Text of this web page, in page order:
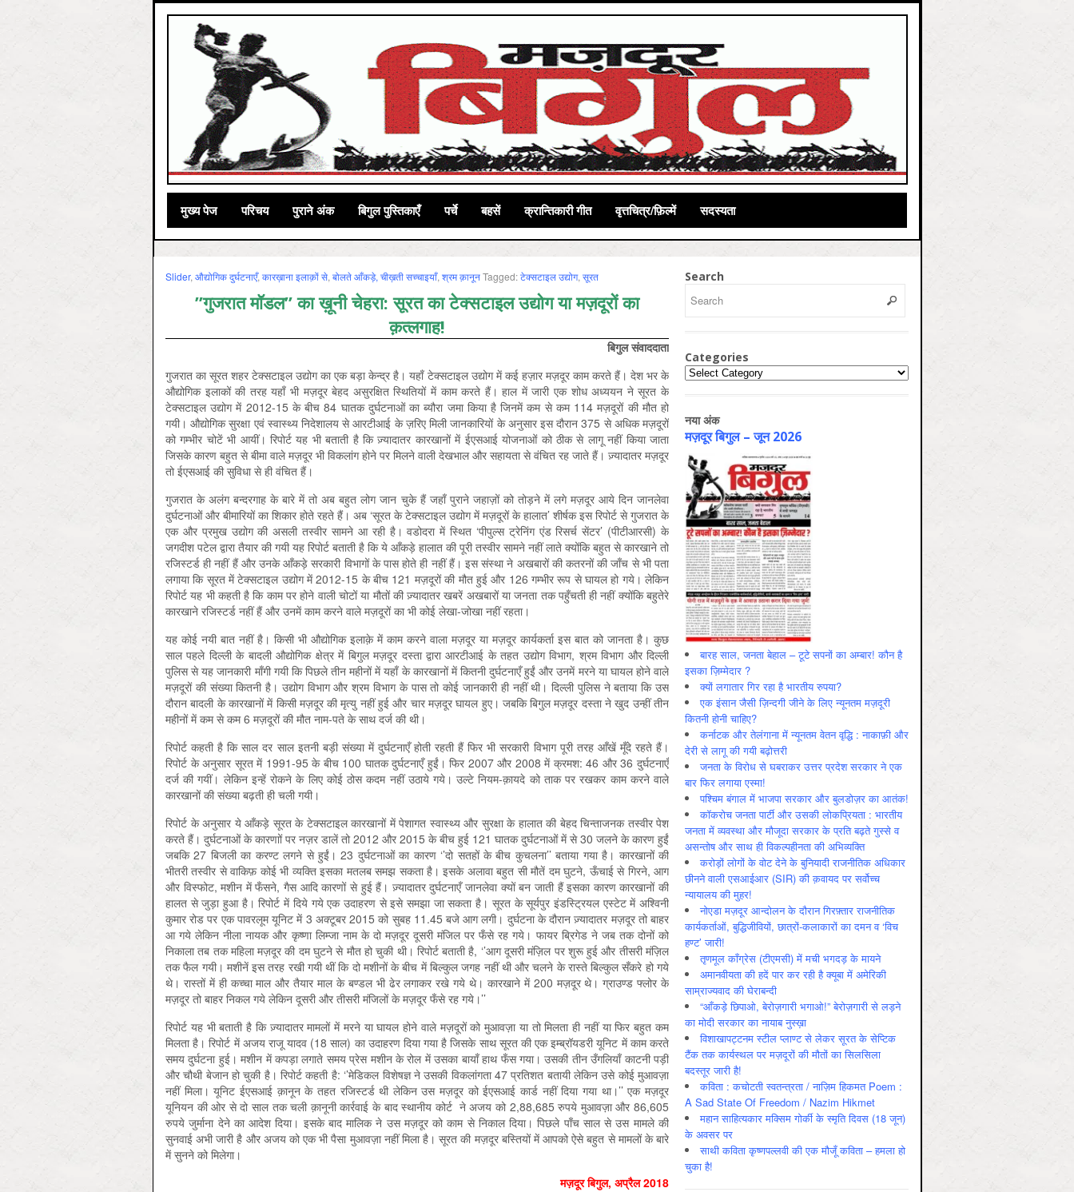
मुख्‍य पेज परिचय पुराने अंक बिगुल पुस्तिकाएँ पर्चे बहसें क्रान्तिकारी गीत वृत्तचित्र/फ़िल्में सदस्यता
Slider, औद्योगिक दुर्घटनाएँ, कारख़ाना इलाक़ों से, बोलते आँकड़े, चीख़ती सच्चाइयाँ, श्रम क़ानूनTagged:टेक्सटाइल उद्योग, सूरत
”गुजरात मॉडल” का ख़ूनी चेहरा: सूरत का टेक्सटाइल उद्योग या मज़दूरों का
क़त्लगाह!
बिगुल संवाददाता
गुजरात का सूरत शहर टेक्सटाइल उद्योग का एक बड़ा केन्द्र है। यहाँ टेक्सटाइल उद्योग में कई हज़ार मज़दूर काम करते हैं। देश भर के
औद्योगिक इलाकों की तरह यहाँ भी मज़दूर बेहद असुरक्षित स्थितियों में काम करते हैं। हाल में जारी एक शोध अध्ययन ने सूरत के
टेक्सटाइल उद्योग में 2012-15 के बीच 84 घातक दुर्घटनाओं का ब्यौरा जमा किया है जिनमें कम से कम 114 मज़दूरों की मौत हो
गयी। औद्योगिक सुरक्षा एवं स्वास्थ्य निदेशालय से आरटीआई के ज़रिए मिली जानकारियों के अनुसार इस दौरान 375 से अधिक मज़दूरों
को गम्भीर चोटें भी आयीं। रिपोर्ट यह भी बताती है कि ज़्यादातर कारखानों में ईएसआई योजनाओं को ठीक से लागू नहीं किया जाता
जिसके कारण बहुत से बीमा वाले मज़दूर भी विकलांग होने पर मिलने वाली देखभाल और सहायता से वंचित रह जाते हैं। ज़्यादातर मज़दूर
तो ईएसआई की सुविधा से ही वंचित हैं।
गुजरात के अलंग बन्दरगाह के बारे में तो अब बहुत लोग जान चुके हैं जहाँ पुराने जहाज़ों को तोड़ने में लगे मज़दूर आये दिन जानलेवा
दुर्घटनाओं और बीमारियों का शिकार होते रहते हैं। अब ‘सूरत के टेक्सटाइल उद्योग में मज़दूरों के हालात’ शीर्षक इस रिपोर्ट से गुजरात के
एक और प्रमुख उद्योग की असली तस्वीर सामने आ रही है। वडोदरा में स्थित ‘पीपुल्स ट्रेनिंग एंड रिसर्च सेंटर’ (पीटीआरसी) के
जगदीश पटेल द्वारा तैयार की गयी यह रिपोर्ट बताती है कि ये आँकड़े हालात की पूरी तस्वीर सामने नहीं लाते क्योंकि बहुत से कारखाने तो
रजिस्टर्ड ही नहीं हैं और उनके आँकड़े सरकारी विभागों के पास होते ही नहीं हैं। इस संस्था ने अखबारों की कतरनों की जाँच से भी पता
लगाया कि सूरत में टेक्सटाइल उद्योग में 2012-15 के बीच 121 मज़दूरों की मौत हुई और 126 गम्भीर रूप से घायल हो गये। लेकिन
रिपोर्ट यह भी कहती है कि काम पर होने वाली चोटों या मौतों की ज़्यादातर खबरें अखबारों या जनता तक पहुँचती ही नहीं क्योंकि बहुतेरे
कारखाने रजिस्टर्ड नहीं हैं और उनमें काम करने वाले मज़दूरों का भी कोई लेखा-जोखा नहीं रहता।
यह कोई नयी बात नहीं है। किसी भी औद्योगिक इलाक़े में काम करने वाला मज़दूर या मज़दूर कार्यकर्ता इस बात को जानता है। कुछ
साल पहले दिल्ली के बादली औद्योगिक क्षेत्र में बिगुल मज़दूर दस्ता द्वारा आरटीआई के तहत उद्योग विभाग, श्रम विभाग और दिल्ली
पुलिस से यह जानकारी माँगी गयी कि पिछले तीन महीनों में यहाँ के कारखानों में कितनी दुर्घटनाएँ हुईं और उनमें मरने या घायल होने वाले
मज़दूरों की संख्या कितनी है। उद्योग विभाग और श्रम विभाग के पास तो कोई जानकारी ही नहीं थी। दिल्ली पुलिस ने बताया कि उस
दौरान बादली के कारखानों में किसी मज़दूर की मृत्यु नहीं हुई और चार मज़दूर घायल हुए। जबकि बिगुल मज़दूर दस्ता ने खुद उन्हीं तीन
महीनों में कम से कम 6 मज़दूरों की मौत नाम-पते के साथ दर्ज की थी।
रिपोर्ट कहती है कि साल दर साल इतनी बड़ी संख्या में दुर्घटनाएँ होती रहती हैं फिर भी सरकारी विभाग पूरी तरह आँखें मूँदे रहते हैं।
रिपोर्ट के अनुसार सूरत में 1991-95 के बीच 100 घातक दुर्घटनाएँ हुईं। फिर 2007 और 2008 में क्रमश: 46 और 36 दुर्घटनाएँ
दर्ज की गयीं। लेकिन इन्हें रोकने के लिए कोई ठोस कदम नहीं उठाये गये। उल्टे नियम-क़ायदे को ताक पर रखकर काम करने वाले
कारखानों की संख्या बढ़ती ही चली गयी।
रिपोर्ट के अनुसार ये आँकड़े सूरत के टेक्सटाइल कारखानों में पेशागत स्वास्थ्य और सुरक्षा के हालात की बेहद चिन्ताजनक तस्वीर पेश
करते हैं। दुर्घटनाओं के कारणाों पर नज़र डालें तो 2012 और 2015 के बीच हुई 121 घातक दुर्घटनाओं में से 30 जलने के कारण हुईं
जबकि 27 बिजली का करण्ट लगने से हुईं। 23 दुर्घटनाओं का कारण ‘’दो सतहों के बीच कुचलना’’ बताया गया है। कारखानों की
भीतरी तस्वीर से वाकिफ़ कोई भी व्यक्ति इसका मतलब समझ सकता है। इसके अलावा बहुत सी मौतें दम घुटने, ऊँचाई से गिरने, आग
और विस्फोट, मशीन में फँसने, गैस आदि कारणों से हुई हैं। ज़्यादातर दुर्घटनाएँ जानलेवा क्यों बन जाती हैं इसका कारण कारखानों की
हालत से जुड़ा हुआ है। रिपोर्ट में दिये गये एक उदाहरण से इसे समझा जा सकता है। सूरत के सूर्यपुर इंडस्ट्रियल एस्टेट में अश्विनी
कुमार रोड पर एक पावरलूम यूनिट में 3 अक्टूबर 2015 को सुबह 11.45 बजे आग लगी। दुर्घटना के दौरान ज़्यादातर मज़दूर तो बाहर
आ गये लेकिन नीला नायक और कृष्णा लिम्जा नाम के दो मज़दूर दूसरी मंजिल पर फँसे रह गये। फायर ब्रिगेड ने जब तक दोनों को
निकाला तब तक महिला मज़दूर की दम घुटने से मौत हो चुकी थी। रिपोर्ट बताती है, ‘’आग दूसरी मंज़िल पर शुरू हुई और तीसरी मंज़िल
तक फैल गयी। मशीनें इस तरह रखी गयी थीं कि दो मशीनों के बीच में बिल्कुल जगह नहीं थी और चलने के रास्ते बिल्कुल सँकरे हो गये
थे। रास्तों में ही कच्चा माल और तैयार माल के बण्डल भी ढेर लगाकर रखे गये थे। कारखाने में 200 मज़दूर थे। ग्राउण्ड फ्लोर के
मज़दूर तो बाहर निकल गये लेकिन दूसरी और तीसरी मंजिलों के मज़दूर फँसे रह गये।’’
रिपोर्ट यह भी बताती है कि ज़्यादातर मामलों में मरने या घायल होने वाले मज़दूरों को मुआवज़ा या तो मिलता ही नहीं या फिर बहुत कम
मिलता है। रिपोर्ट में अजय राजू यादव (18 साल) का उदाहरण दिया गया है जिसके साथ सूरत की एक इम्ब्रॉयडरी यूनिट में काम करते
समय दुर्घटना हुई। मशीन में कपड़ा लगाते समय प्रेस मशीन के रोल में उसका बायाँ हाथ फँस गया। उसकी तीन उँगलियाँ काटनी पड़ीं
और चौथी बेजान हो चुकी है। रिपोर्ट कहती है: ‘’मेडिकल विशेषज्ञ ने उसकी विकलांगता 47 प्रतिशत बतायी लेकिन उसे कोई मुआवज़ा
नहीं मिला। यूनिट ईएसआई क़ानून के तहत रजिस्टर्ड थी लेकिन उस मज़दूर को ईएसआई कार्ड नहीं दिया गया था।’’ एक मज़दूर
यूनियन की ओर से दो साल तक चली क़ानूनी कार्रवाई के बाद स्थानीय कोर्ट ने अजय को 2,88,685 रुपये मुआवज़ा और 86,605
रुपये जुर्माना देने का आदेश दिया। इसके बाद मालिक ने उस मज़दूर को काम से निकाल दिया। पिछले पाँच साल से उस मामले की
सुनवाई अभी जारी है और अजय को एक भी पैसा मुआवज़ा नहीं मिला है। सूरत की मज़दूर बस्तियों में आपको ऐसे बहुत से मामलों के बारे
में सुनने को मिलेगा।
मज़दूर बिगुल, अप्रैल 2018
Search
Categories
Categories
नया अंक
मज़दूर बिगुल – जून 2026
बारह साल, जनता बेहाल – टूटे सपनों का अम्बार! कौन है
इसका ज़िम्मेदार ?
क्यों लगातार गिर रहा है भारतीय रुपया?
एक इंसान जैसी ज़िन्दगी जीने के लिए न्यूनतम मज़दूरी
कितनी होनी चाहिए?
कर्नाटक और तेलंगाना में न्यूनतम वेतन वृद्धि : नाकाफ़ी और
देरी से लागू की गयी बढ़ोत्तरी
जनता के विरोध से घबराकर उत्तर प्रदेश सरकार ने एक
बार फिर लगाया एस्मा!
पश्चिम बंगाल में भाजपा सरकार और बुलडोज़र का आतंक!
कॉकरोच जनता पार्टी और उसकी लोकप्रियता : भारतीय
जनता में व्‍यवस्‍था और मौजूदा सरकार के प्रति बढ़ते गुस्‍से व
असन्‍तोष और साथ ही विकल्‍पहीनता की अभिव्‍यक्ति
करोड़ों लोगों के वोट देने के बुनियादी राजनीतिक अधिकार
छीनने वाली एसआईआर (SIR) की क़वायद पर सर्वोच्च
न्यायालय की मुहर!
नोएडा मज़दूर आन्दोलन के दौरान गिरफ़्तार राजनीतिक
कार्यकर्ताओं, बुद्धिजीवियों, छात्रों-कलाकारों का दमन व ‘विच
हण्ट’ जारी!
तृणमूल काँग्रेस (टीएमसी) में मची भगदड़ के मायने
अमानवीयता की हदें पार कर रही है क्यूबा में अमेरिकी
साम्राज्यवाद की घेराबन्दी
“आँकड़े छिपाओ, बेरोज़गारी भगाओ!” बेरोज़गारी से लड़ने
का मोदी सरकार का नायाब नुस्ख़ा
विशाखापट्टनम स्टील प्लाण्ट से लेकर सूरत के सेप्टिक
टैंक तक कार्यस्थल पर मज़दूरों की मौतों का सिलसिला
बदस्तूर जारी है!
कविता : कचोटती स्वतन्त्रता / नाज़िम हिकमत Poem :
A Sad State Of Freedom / Nazim Hikmet
महान साहित्यकार मक्सिम गोर्की के स्मृति दिवस (18 जून)
के अवसर पर
साथी कविता कृष्णपल्लवी की एक मौजूँ कविता – हमला हो
चुका है!